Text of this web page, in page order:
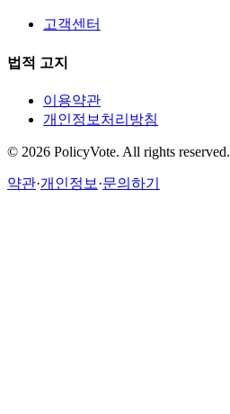
고객센터
법적 고지
이용약관
개인정보처리방침
© 2026 PolicyVote. All rights reserved.
약관·개인정보 ·문의하기